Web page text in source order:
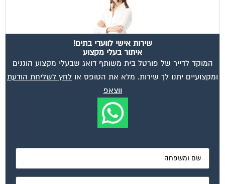
שירות אישי לוועדי בתים!
איתור בעלי מקצוע
המוקד לדייר של פורטל בית משותף דואג שבעלי מקצוע הוגנים
ומקצועיים יתנו לך שירות. מלא את הטופס או לחץ לשליחת הודעת
ווצאפ